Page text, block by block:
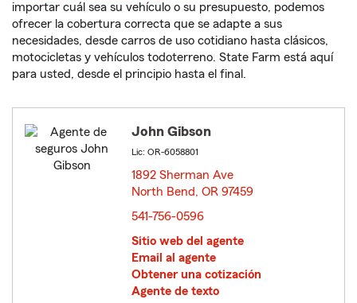
importar cuál sea su vehículo o su presupuesto, podemos
ofrecer la cobertura correcta que se adapte a sus
necesidades, desde carros de uso cotidiano hasta clásicos,
motocicletas y vehículos todoterreno. State Farm está aquí
para usted, desde el principio hasta el final.
John Gibson
Lic: OR-6058801
1892 Sherman Ave
North Bend, OR 97459
541-756-0596
Sitio web del agente
Email al agente
Obtener una cotización
Agente de texto